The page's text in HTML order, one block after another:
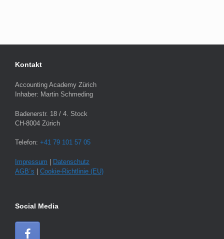
Kontakt
Accounting Academy Zürich
Inhaber: Martin Schmeding
Badenerstr. 18 / 4. Stock
CH-8004 Zürich
Telefon: +41 79 101 57 05
Impressum | Datenschutz
AGB´s | Cookie-Richtlinie (EU)
Social Media